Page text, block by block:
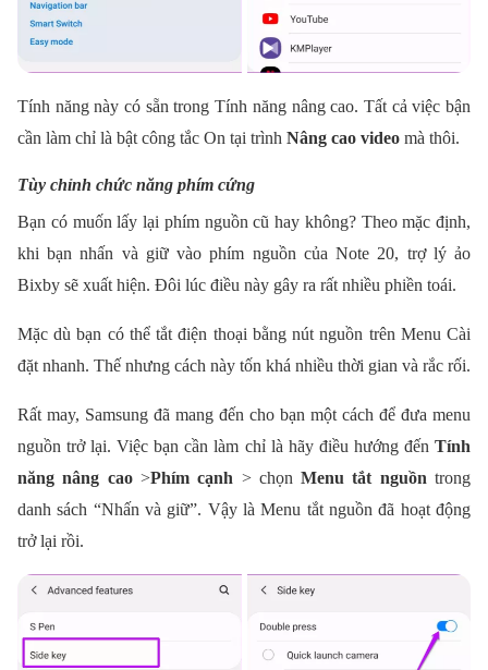
Tính năng này có sẵn trong Tính năng nâng cao. Tất cả việc bận
cần làm chỉ là bật công tắc On tại trình Nâng cao video mà thôi.
Tùy chỉnh chức năng phím cứng
Bạn có muốn lấy lại phím nguồn cũ hay không? Theo mặc định,
khi bạn nhấn và giữ vào phím nguồn của Note 20, trợ lý ảo
Bixby sẽ xuất hiện. Đôi lúc điều này gây ra rất nhiều phiền toái.
Mặc dù bạn có thể tắt điện thoại bằng nút nguồn trên Menu Cài
đặt nhanh. Thế nhưng cách này tốn khá nhiều thời gian và rắc rối.
Rất may, Samsung đã mang đến cho bạn một cách để đưa menu
nguồn trở lại. Việc bạn cần làm chỉ là hãy điều hướng đến Tính
năng nâng cao>Phím cạnh > chọnMenu tắt nguồn trong
danh sách “Nhấn và giữ”. Vậy là Menu tắt nguồn đã hoạt động
trở lại rồi.